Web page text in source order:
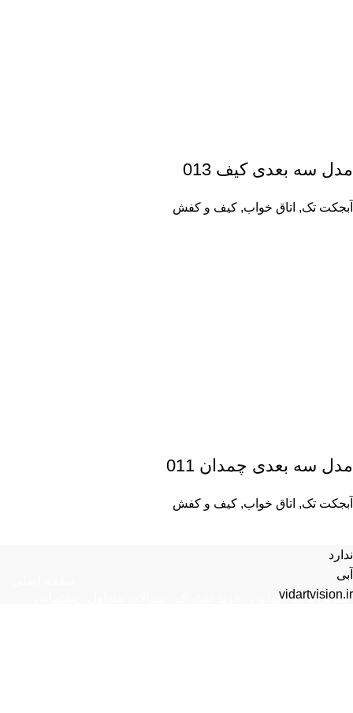
مدل سه بعدی کیف 013
آبجکت تک, اتاق خواب, کیف و کفش
مدل سه بعدی چمدان 011
آبجکت تک, اتاق خواب, کیف و کفش
ندارد
آبی
vidartvision.ir
تماس با ما
قوانین